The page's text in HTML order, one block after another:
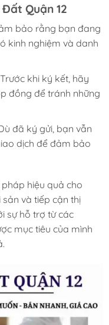
Quận 12
bảo rằng bạn đang
kinh nghiệm và danh
khi ký kết, hãy
đồng để tránh những
đã ký gửi, bạn vẫn
dịch để đảm bảo
hiệu quả cho
và tiếp cận thị
sự hỗ trợ từ các
mục tiêu của mình